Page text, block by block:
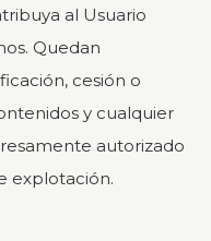
al Usuario
Quedan
cesión o
y cualquier
autorizado
explotación.